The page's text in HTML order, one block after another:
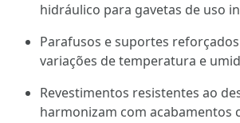
hidráulico para gavetas de uso
Parafusos e suportes
variações de temperatura e
Revestimentos resistentes ao
harmonizam com acabamentos